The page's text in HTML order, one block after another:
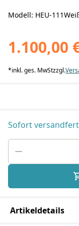
Modell: HEU-
1.100,00
*inkl. ges. MwStzzgl.
Sofort
Artikeldetails